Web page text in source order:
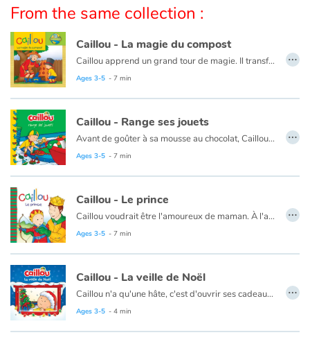
Arts, space, activities
Documentaries
With the family
Daily life and hobbies
At school
Festivals and events
Love and friendship
Social issues
Emotions and feelings
From the same collection :
Caillou - La magie du compost
Caillou apprend un grand tour de magie. Il transforme des déchets en nourriture pour les plantes !
Ce livre est aussi disponible en anglais :
Ages 3-5 - 7 min
…
Caillou - Range ses jouets
Avant de goûter à sa mousse au chocolat, Caillou doit ranger tous ses jouets. Heureusement, papa a une idée qui aidera Caillou à avoir un peu plus d'ordre.
Ce livre est aussi disponible en anglais :
Ages 3-5 - 7 min
…
Caillou - Le prince
Caillou voudrait être l'amoureux de maman. À l'aide d'une histoire, papa lui explique que c'est impossible.
Ce livre est aussi disponible en anglais :
Ages 3-5 - 7 min
…
Caillou - La veille de Noël
Caillou n'a qu'une hâte, c'est d'ouvrir ses cadeaux. Il planifie même de rester éveillé toute la nuit pour assister au passage du père Noël. Mais cela s'avère un peu plus difficile que prévu...
Ce livre est aussi disponible en anglais :
Ages 3-5 - 4 min
…